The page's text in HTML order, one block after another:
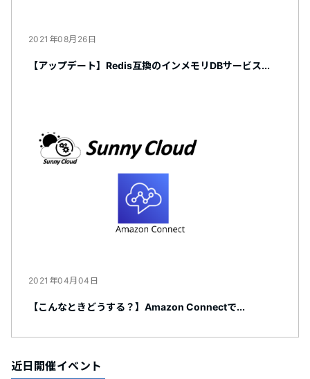
2021年08月26日
【アップデート】Redis互換のインメモリDBサービス...
2021年04月04日
【こんなときどうする？】Amazon Connectで...
近日開催イベント